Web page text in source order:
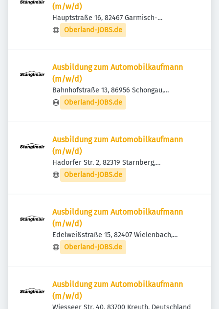
(m/w/d)
Hauptstraße 16, 82467 Garmisch-
Partenkirchen, Deutschland
Oberland-JOBS.de
Ausbildung zum Automobilkaufmann
(m/w/d)
Bahnhofstraße 13, 86956 Schongau,
Deutschland
Oberland-JOBS.de
Ausbildung zum Automobilkaufmann
(m/w/d)
Hadorfer Str. 2, 82319 Starnberg,
Deutschland
Oberland-JOBS.de
Ausbildung zum Automobilkaufmann
(m/w/d)
Edelweißstraße 15, 82407 Wielenbach,
Deutschland
Oberland-JOBS.de
Ausbildung zum Automobilkaufmann
(m/w/d)
Wiesseer Str. 40, 83700 Kreuth, Deutschland